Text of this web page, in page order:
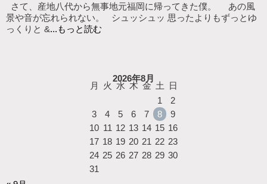
さて、産地八代から無事地元福岡に帰ってきた僕。 あの風
景や音が忘れられない。 シュッシュッ 思ったよりもずっとゆ
っくりと &...もっと読む
2026年8月
月 火 水 木 金 土
日
1
2
3
4 5 6 7 8
9
10 11 12 13 14 15 16
17 18 19 20 21 22 23
24 25 26 27 28 29 30
31